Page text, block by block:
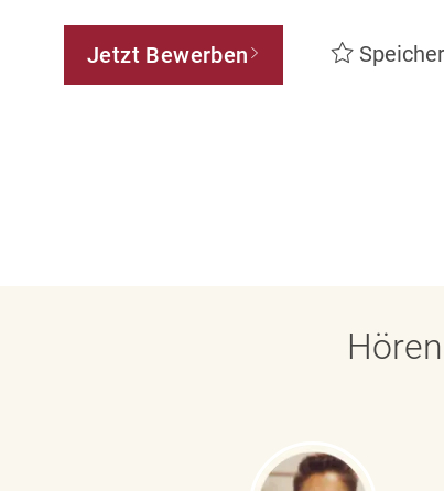
Jetzt Bewerben